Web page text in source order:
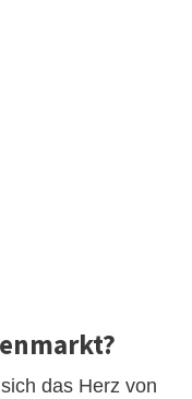
das Herz von